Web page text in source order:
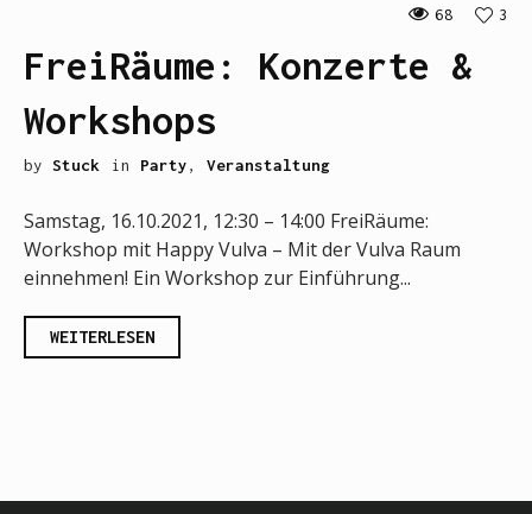
68 3
FreiRäume: Konzerte &
Workshops
by Stuck in Party, Veranstaltung
Samstag, 16.10.2021, 12:30 – 14:00 FreiRäume:
Workshop mit Happy Vulva – Mit der Vulva Raum
einnehmen! Ein Workshop zur Einführung...
WEITERLESEN